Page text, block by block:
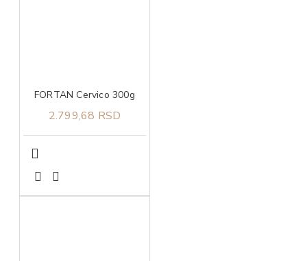
FORTAN Cervico 300g
2.799,68 RSD